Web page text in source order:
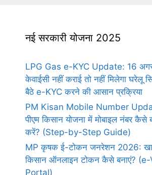
नई सरकारी योजना 2025
LPG Gas e-KYC Update: 16
केवाईसी नहीं कराई तो नहीं मिलेगा घरेलू
बैठे e-KYC करने की आसान प्रक्रिया
PM Kisan Mobile Number
पीएम किसान योजना में मोबाइल नंबर
करें? (Step-by-Step Guide)
MP कृषक ई-टोकन जनरेशन 2026:
किसान ऑनलाइन टोकन कैसे बनाएं?
Portal)